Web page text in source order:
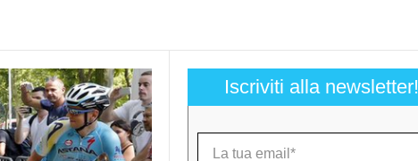
Iscriviti alla newsletter!